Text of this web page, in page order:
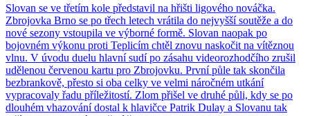
Slovan se ve třetím kole představil na hřišti ligového nováčka.
Zbrojovka Brno se po třech letech vrátila do nejvyšší soutěže a do
nové sezony vstoupila ve výborné formě. Slovan naopak po
bojovném výkonu proti Teplicím chtěl znovu naskočit na vítěznou
vlnu. V úvodu duelu hlavní sudí po zásahu videorozhodčího zrušil
udělenou červenou kartu pro Zbrojovku. První půle tak skončila
bezbrankově, přesto si oba celky ve velmi náročném utkání
vypracovaly řadu příležitostí. Zlom přišel ve druhé půli, kdy se po
dlouhém vhazování dostal k hlavičce Patrik Dulay a Slovanu tak